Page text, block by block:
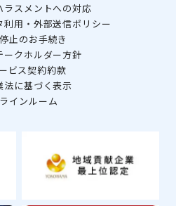
ラスメントへの対応
利用・外部送信ポリシー
止のお手続き
ークホルダー方針
ビス契約約款
法に基づく表示
インルーム